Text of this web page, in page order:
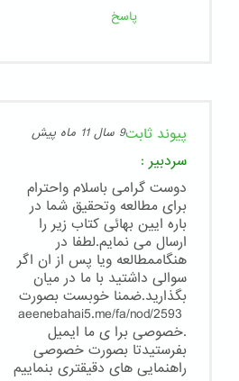
پاسخ
پیوند ثابت9 سال 11 ماه پیش
سردبیر :
دوست گرامی باسلام واحترام
برای مطالعه وتحقیق شما در
باره ایین بهائی کتاب زیر را
ارسال می نمایم.لطفا در
هنگاممطالعه ویا پس از ان اگر
سوالی داشتید با ما در میان
بگذارید.ضمنا خوبست بصورت
.خصوصی برا ی ما ایمیل
بفرستیدتا بصورت خصوصی
راهنمایی های دقیقتری بنماییم